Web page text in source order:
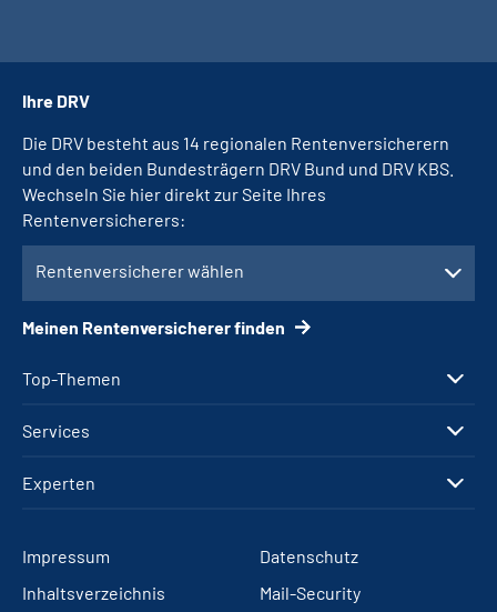
Top-Themen
Services
Experten
Ihre DRV
Die DRV besteht aus 14 regionalen Rentenversicherern
und den beiden Bundesträgern DRV Bund und DRV KBS.
Wechseln Sie hier direkt zur Seite Ihres
Rentenversicherers:
Rentenversicherer wählen
Meinen Rentenversicherer finden
Impressum
Datenschutz
Inhaltsverzeichnis
Mail-Security